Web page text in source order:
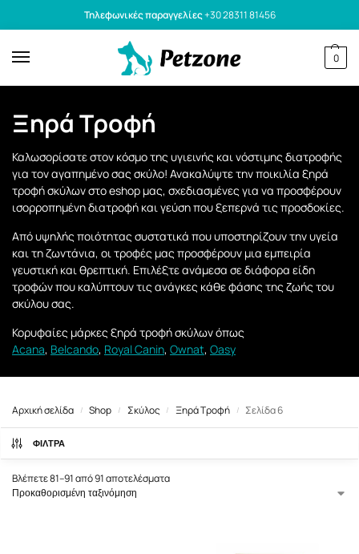
Τηλεφωνικές παραγγελίες+30 28311 81456
0
Ξηρά Τροφή
Καλωσορίσατε στον κόσμο της υγιεινής και νόστιμης διατροφής
για τον αγαπημένο σας σκύλο! Ανακαλύψτε την ποικιλία ξηρά
τροφή σκύλων στο eshop μας, σχεδιασμένες για να προσφέρουν
ισορροπημένη διατροφή και γεύση που ξεπερνά τις προσδοκίες.
Από υψηλής ποιότητας συστατικά που υποστηρίζουν την υγεία
και τη ζωντάνια, οι τροφές μας προσφέρουν μια εμπειρία
γευστική και θρεπτική. Επιλέξτε ανάμεσα σε διάφορα είδη
τροφών που καλύπτουν τις ανάγκες κάθε φάσης της ζωής του
σκύλου σας.
Κορυφαίες μάρκες ξηρά τροφή σκύλων όπως
Acana, Belcando, Royal Canin, Ownat, Oasy
Αρχική σελίδα / Shop / Σκύλος / Ξηρά Τροφή / Σελίδα 6
ΦΙΛΤΡΑ
Βλέπετε 81–91 από 91 αποτελέσματα